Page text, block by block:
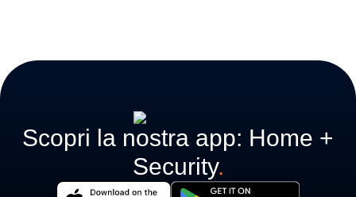
Scopri la nostra app: Home +
Security.